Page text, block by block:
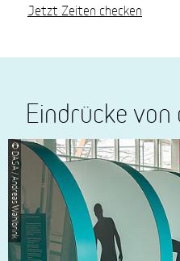
Jetzt Zeiten checken
Eindrücke
© DASA / Andreas Wahlbrink